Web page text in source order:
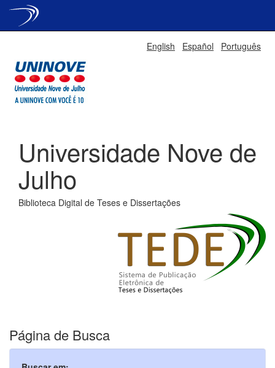
English Español Português
Universidade Nove de
Julho
Biblioteca Digital de Teses e Dissertações
Página de Busca